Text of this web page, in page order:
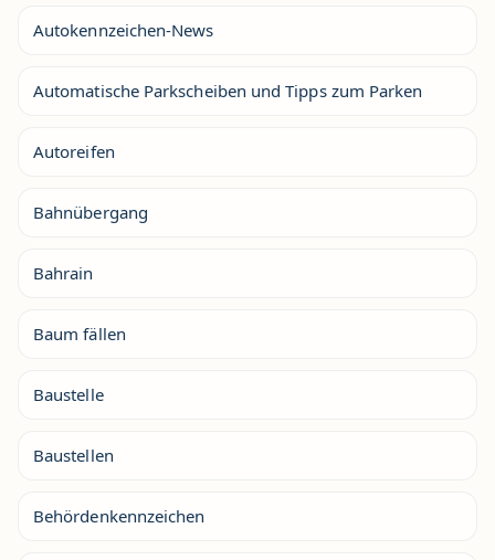
Autokennzeichen-News
Automatische Parkscheiben und Tipps zum Parken
Autoreifen
Bahnübergang
Bahrain
Baum fällen
Baustelle
Baustellen
Behördenkennzeichen